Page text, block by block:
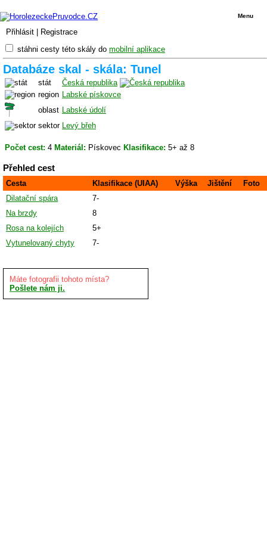
Přihlásit Registrace
Menu
stáhni cesty této skály do mobilní aplikace
Databáze skal - skála: Tunel
stát
Česká republika
region Labské pískovce
oblast Labské údolí
sektor Levý břeh
Počet cest: 4 Materiál: Pískovec Klasifikace: 5+ až 8
Přehled cest
Cesta Klasifikace (UIAA) Výška Jištění
Foto
Dilatační spára
7-
Na brzdy
8
Rosa na kolejích
5+
Vytunelovaný chyty
7-
Máte fotografii tohoto místa?
Pošlete nám ji.